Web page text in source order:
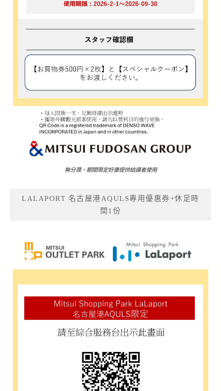
無分潤，期間限定好康提供給讀者使用
LALAPORT 名古屋港AQULS專用優惠券+休足時
間1份